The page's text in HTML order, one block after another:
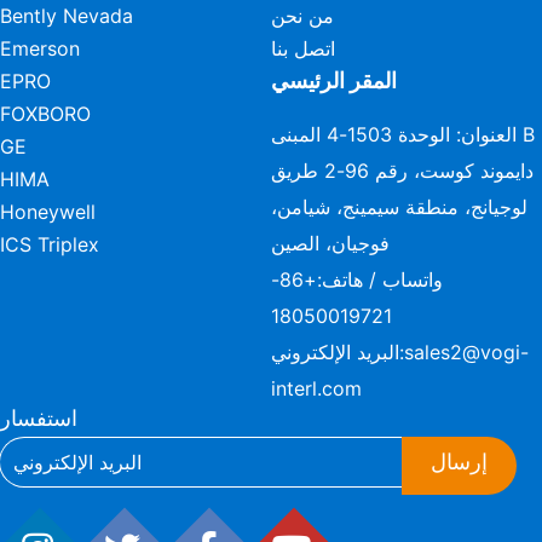
Bently Nevada
Emerson
EPRO
FOXBORO
GE
HIMA
Honeywell
ICS Triplex
من نحن
اتصل بنا
المقر الرئيسي
العنوان: الوحدة 1503-4 المبنى B
دايموند كوست، رقم 96-2 طريق
لوجيانج، منطقة سيمينج، شيامن،
فوجيان، الصين
واتساب / هاتف:
+86-
18050019721
البريد الإلكتروني:sales2@vogi-
interl.com
استفسار
إرسال